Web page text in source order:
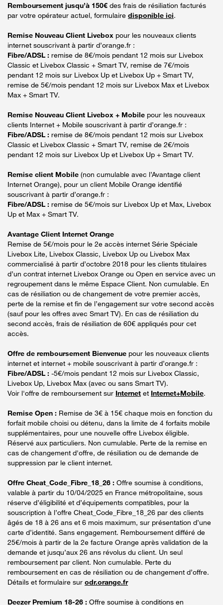
Remboursement jusqu’à 150€ des frais de résiliation facturés
par votre opérateur actuel, formulaire disponible ici.
Remise Nouveau Client Livebox pour les nouveaux clients
internet souscrivant à partir d’orange.fr :
Fibre/ADSL : remise de 8€/mois pendant 12 mois sur Livebox
Classic et Livebox Classic + Smart TV, remise de 7€/mois
pendant 12 mois sur Livebox Up et Livebox Up + Smart TV,
remise de 5€/mois pendant 12 mois sur Livebox Max et Livebox
Max + Smart TV.
Remise Nouveau Client Livebox + Mobile pour les nouveaux
clients Internet + Mobile souscrivant à partir d’orange.fr :
Fibre/ADSL : remise de 8€/mois pendant 12 mois sur Livebox
Classic et Livebox Classic + Smart TV, remise de 2€/mois
pendant 12 mois sur Livebox Up et Livebox Up + Smart TV.
Remise client Mobile (non cumulable avec l’Avantage client
Internet Orange), pour un client Mobile Orange identifié
souscrivant à partir d’orange.fr :
Fibre/ADSL : remise de 5€/mois sur Livebox Up et Max, Livebox
Up et Max + Smart TV.
Avantage Client Internet Orange
Remise de 5€/mois pour le 2e accès internet Série Spéciale
Livebox Lite, Livebox Classic, Livebox Up ou Livebox Max
commercialisé à partir d’octobre 2018 pour les clients titulaires
d’un contrat internet Livebox Orange ou Open en service avec un
regroupement dans le même Espace Client. Non cumulable. En
cas de résiliation ou de changement de votre premier accès,
perte de la remise et fin de l’engagement sur votre second accès
(sauf pour les offres avec Smart TV). En cas de résiliation du
second accès, frais de résiliation de 60€ appliqués pour cet
accès.
Offre de remboursement Bienvenue pour les nouveaux clients
internet et internet + mobile souscrivant à partir d’orange.fr :
Fibre/ADSL : -5€/mois pendant 12 mois sur Livebox Classic,
Livebox Up, Livebox Max (avec ou sans Smart TV).
Voir l'offre de remboursement sur Internet et Internet+Mobile.
Remise Open : Remise de 3€ à 15€ chaque mois en fonction du
forfait mobile choisi ou détenu, dans la limite de 4 forfaits mobile
supplémentaires, pour une nouvelle offre Livebox éligible.
Réservé aux particuliers. Non cumulable. Perte de la remise en
cas de changement d'offre, de résiliation ou de demande de
suppression par le client internet.
Offre Cheat_Code_Fibre_18_26 : Offre soumise à conditions,
valable à partir du 10/04/2025 en France métropolitaine, sous
réserve d’éligibilité et d’équipements compatibles, pour la
souscription à l’offre Cheat_Code_Fibre_18_26 par des clients
âgés de 18 à 26 ans et 6 mois maximum, sur présentation d’une
carte d’identité. Sans engagement. Remboursement différé de
25€/mois à partir de la 2e facture Orange après validation de la
demande et jusqu’aux 26 ans révolus du client. Un seul
remboursement par client. Non cumulable. Perte du
remboursement en cas de résiliation ou de changement d’offre.
Détails et formulaire sur odr.orange.fr
Deezer Premium 18-26 : Offre soumise à conditions en